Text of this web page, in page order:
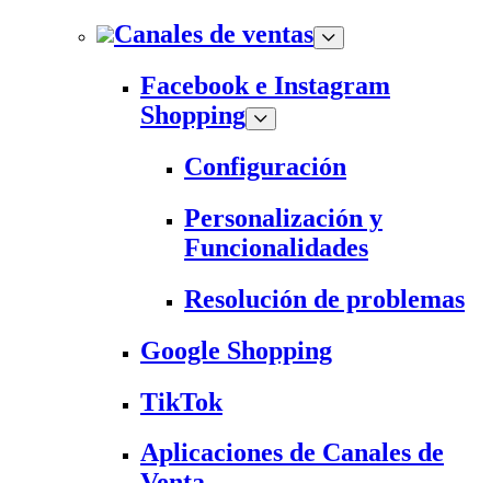
Canales de ventas
Facebook e Instagram
Shopping
Configuración
Personalización y
Funcionalidades
Resolución de problemas
Google Shopping
TikTok
Aplicaciones de Canales de